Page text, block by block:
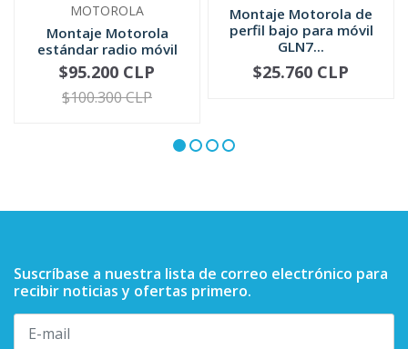
MOTOROLA
Montaje Motorola
estándar radio móvil
HLN6861
+
$95.200 CLP
$100.300 CLP
Montaje Motorola de
perfil bajo para móvil
GLN7...
+
$25.760 CLP
Suscríbase a nuestra lista de correo electrónico para
recibir noticias y ofertas primero.